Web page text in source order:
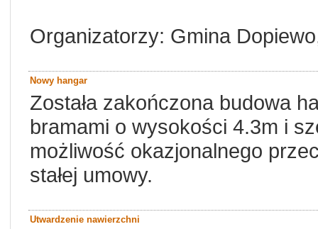
Organizatorzy: Gmina
Nowy hangar
Została zakończona budowa
bramami o wysokości 4.3m i
możliwość okazjonalnego
stałej umowy.
Utwardzenie nawierzchni